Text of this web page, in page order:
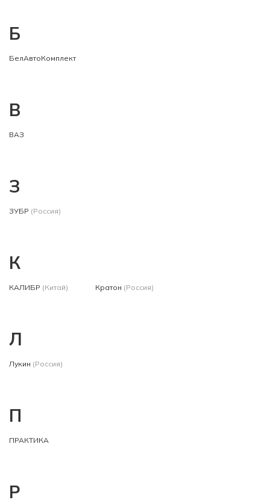
Б
БелАвтоКомплект
В
ВАЗ
З
ЗУБР (Россия)
К
КАЛИБР (Китай) Кратон (Россия)
Л
Лукин (Россия)
П
ПРАКТИКА
Р